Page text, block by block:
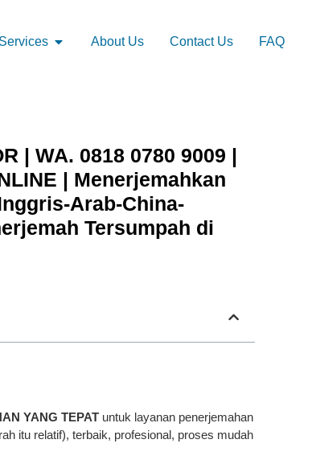
Services About Us Contact Us FAQ
| WA. 0818 0780 9009 |
| Menerjemahkan
Arab-China-
Tersumpah di
YANG TEPAT untuk layanan penerjemahan
itu relatif), terbaik, profesional, proses mudah